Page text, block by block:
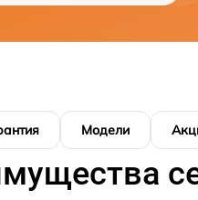
Модели